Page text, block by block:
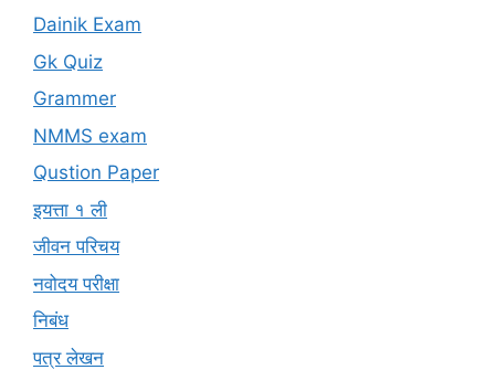
Dainik Exam
Gk Quiz
Grammer
NMMS exam
Qustion Paper
इयत्ता १ ली
जीवन परिचय
नवोदय परीक्षा
निबंध
पत्र लेखन